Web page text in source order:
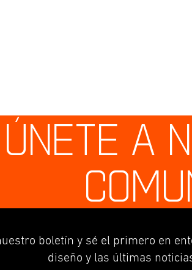
ÚNETE A
boletín y sé el primero en
diseño y las últimas